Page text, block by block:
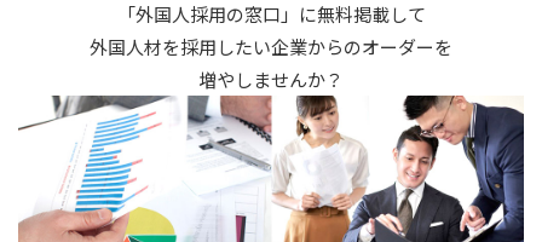
「外国人採用の窓口」に無料掲載して
外国人材を採用したい企業からのオーダーを
増やしませんか？